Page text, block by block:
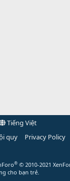
Tiếng Việt
quy Privacy Policy
® © 2010-2021
cho bạn trẻ.